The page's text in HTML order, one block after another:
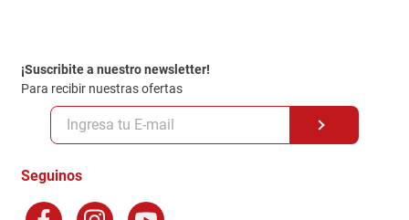
Politica de Privacidad
Políticas y condiciones GiftCard
Formas de Pago
Terminos y Condiciones
¡Suscribite a nuestro newsletter!
Para recibir nuestras ofertas
Seguinos